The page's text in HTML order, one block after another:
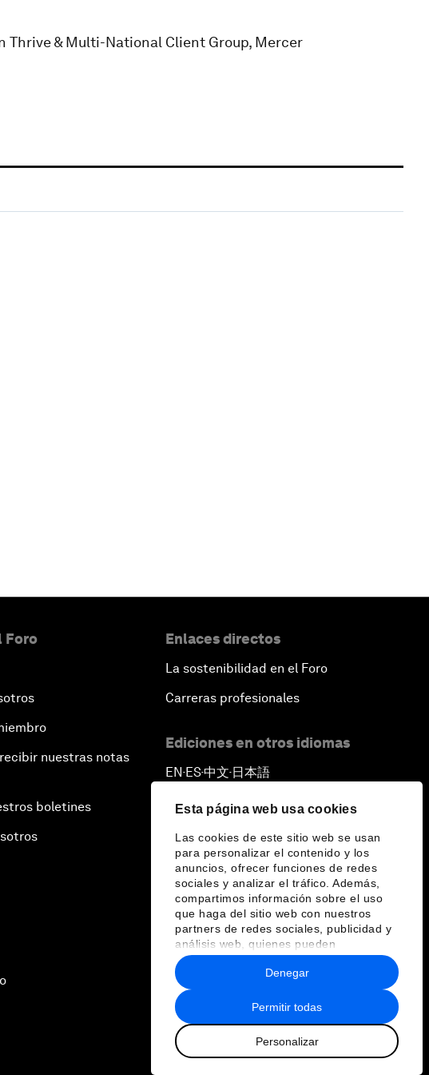
Esta página web usa cookies
Las cookies de este sitio web se usan
para personalizar el contenido y los
anuncios, ofrecer funciones de redes
sociales y analizar el tráfico. Además,
compartimos información sobre el uso
que haga del sitio web con nuestros
partners de redes sociales, publicidad y
análisis web, quienes pueden
combinarla con otra información que les
haya proporcionado o que hayan
recopilado a partir del uso que haya
hecho de sus servicios.
Permitir todas
Personalizar
Denegar
Thrive & Multi-National Client Group, Mercer
Foro
nuestras notas
boletines
Enlaces directos
La sostenibilidad en el Foro
Carreras profesionales
Ediciones en otros idiomas
EN ▪ ES▪中文▪ 日本語